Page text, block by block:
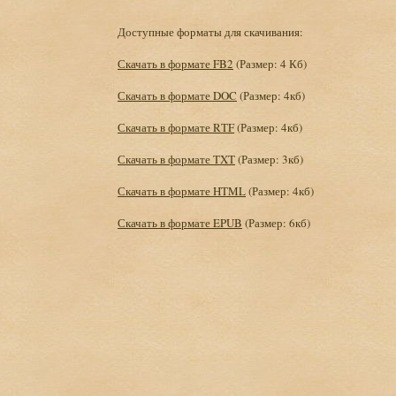
Доступные форматы для скачивания:
Скачать в формате FB2 (Размер: 4 Кб)
Скачать в формате DOC (Размер: 4кб)
Скачать в формате RTF(Размер: 4кб)
Скачать в формате TXT(Размер: 3кб)
Скачать в формате HTML(Размер: 4кб)
Скачать в формате EPUB (Размер: 6кб)